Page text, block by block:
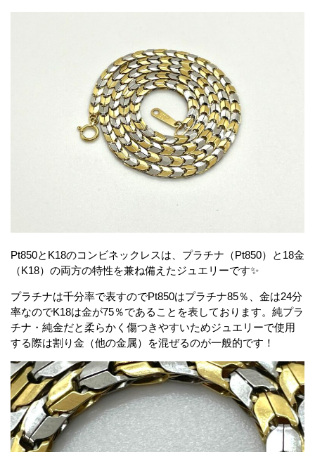
Pt850とK18のコンビネックレスは、プラチナ（Pt850）と18金
（K18）の両方の特性を兼ね備えたジュエリーです✨
プラチナは千分率で表すのでPt850はプラチナ85％、金は24分
率なのでK18は金が75％であることを表しております。純プラ
チナ・純金だと柔らかく傷つきやすいためジュエリーで使用
する際は割り金（他の金属）を混ぜるのが一般的です！